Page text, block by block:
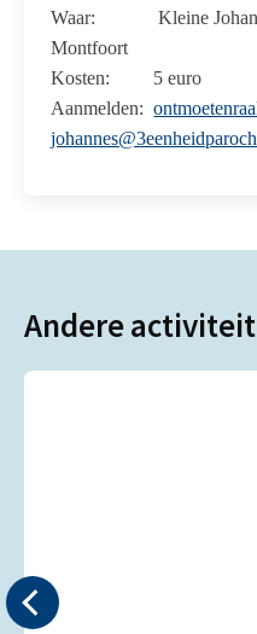
Waar: Kleine
Montfoort
Kosten: 5 euro
Aanmelden:
Andere